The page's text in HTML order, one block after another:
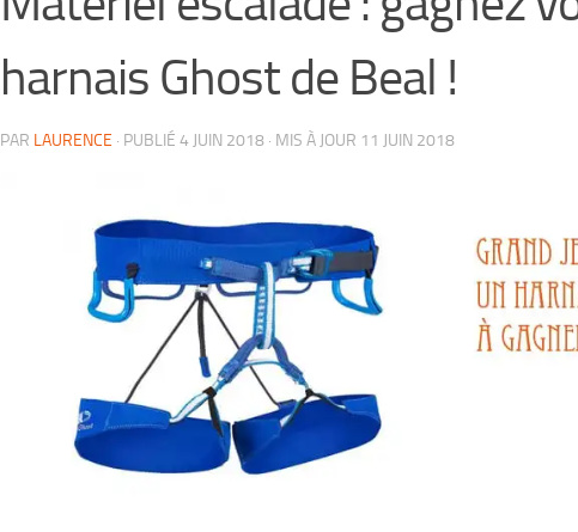
harnais Ghost de Beal !
PAR LAURENCE · PUBLIÉ 4 JUIN 2018 · MIS À JOUR 11 JUIN 2018